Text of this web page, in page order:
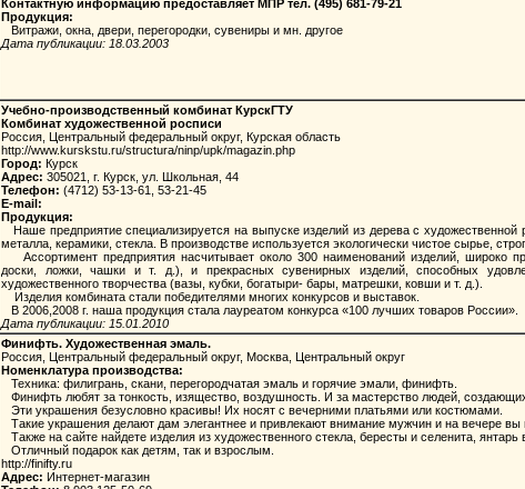
Контактную информацию предоставляет МПР тел. (495) 681-79-21
Продукция:
Витражи, окна, двери, перегородки, сувениры и мн. другое
Дата публикации: 18.03.2003
Учебно-производственный комбинат КурскГТУ
Комбинат художественной росписи
Россия, Центральный федеральный округ, Курская область
http://www.kurskstu.ru/structura/ninp/upk/magazin.php
Город: Курск
Адрес: 305021, г. Курск, ул. Школьная, 44
Телефон: (4712) 53-13-61, 53-21-45
E-mail:
Продукция:
Наше предприятие специализируется на выпуске изделий из дерева с
металла, керамики, стекла. В производстве используется экологически чистое сырье,
Ассортимент предприятия насчитывает около 300 наименований изделий, широко
доски, ложки, чашки и т. д.), и прекрасных сувенирных изделий, способных
художественного творчества (вазы, кубки, богатыри- бары, матрешки, ковши и т. д.).
Изделия комбината стали победителями многих конкурсов и выставок.
В 2006,2008 г. наша продукция стала лауреатом конкурса «100 лучших товаров России».
Дата публикации: 15.01.2010
Финифть. Художественная эмаль.
Россия, Центральный федеральный округ, Москва, Центральный округ
Номенклатура производства:
Техника: филигрань, скани, перегородчатая эмаль и горячие эмали, финифть.
Финифть любят за тонкость, изящество, воздушность. И за мастерство людей,
Эти украшения безусловно красивы! Их носят с вечерними платьями или костюмами.
Такие украшения делают дам элегантнее и привлекают внимание мужчин и на вечере вы
Также на сайте найдете изделия из художественного стекла, бересты и селенита, янтарь
Отличный подарок как детям, так и взрослым.
http://finifty.ru
Адрес: Интернет-магазин